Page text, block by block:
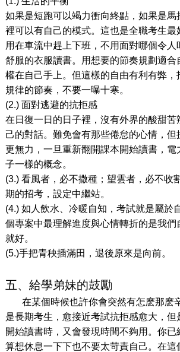
如果是短跑可以竭力衝向終點，如果是馬
裡可以有自己的模式。這也是全職考生最
用在車流中趕上下班，不用面對哪個令
舒服的衣服讀書。用想要的節奏規劃適合
權在自己手上。但這樣的自由有利有弊，
規律的節奏，不要一曝十寒。
(2.) 面對逃避的抗拒感
在日復一日的日子裡，沒有外界的酸甜苦
己的對話。難免會有那些倦怠的心情，但
更無力，一旦重新翻開課本開始讀書，電
子一樣的概念。
(3.) 看風者，必不撒種；望雲者，必不收
期的招考，設定中繼站。
(4.) 如人飲水、冷暖自知，考試就是屬於
個專案中最理解進度與心情轉折的是我們
就好。
(5.)手把青秧插滿田，退後原來是向前。
五、給學弟妹的鼓勵
在某個時候也許你會突然有怎麽那麽
是長期考生，愈接近考試抗拒感愈大，但
開始讀書時，又會發現時間不夠用。你
算想休息一下下也不要太苛責自己。在這